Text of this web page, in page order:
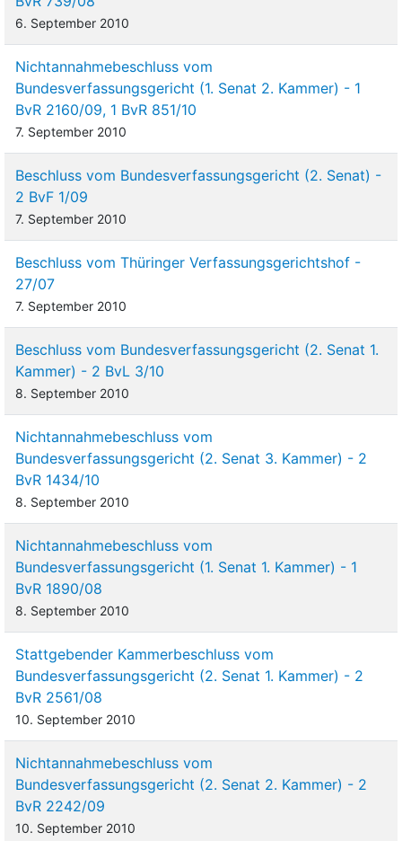
6. September 2010
Nichtannahmebeschluss vom
Bundesverfassungsgericht (1. Senat 2. Kammer) - 1
BvR 2160/09, 1 BvR 851/10
7. September 2010
Beschluss vom Bundesverfassungsgericht (2. Senat) -
2 BvF 1/09
7. September 2010
Beschluss vom Thüringer Verfassungsgerichtshof -
27/07
7. September 2010
Beschluss vom Bundesverfassungsgericht (2. Senat 1.
Kammer) - 2 BvL 3/10
8. September 2010
Nichtannahmebeschluss vom
Bundesverfassungsgericht (2. Senat 3. Kammer) - 2
BvR 1434/10
8. September 2010
Nichtannahmebeschluss vom
Bundesverfassungsgericht (1. Senat 1. Kammer) - 1
BvR 1890/08
8. September 2010
Stattgebender Kammerbeschluss vom
Bundesverfassungsgericht (2. Senat 1. Kammer) - 2
BvR 2561/08
10. September 2010
Nichtannahmebeschluss vom
Bundesverfassungsgericht (2. Senat 2. Kammer) - 2
BvR 2242/09
10. September 2010